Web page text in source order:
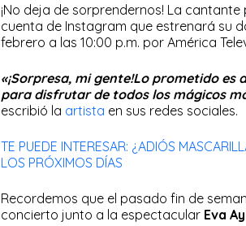
¡No deja de sorprendernos! La cantante
cuenta de Instagram que estrenará su
febrero a las 10:00 p.m. por América
«¡Sorpresa, mi gente!Lo prometido
para disfrutar de todos los mágicos
escribió la artista en sus redes sociales.
TE PUEDE INTERESAR: ¿ADIÓS
LOS PRÓXIMOS DÍAS
Recordemos que el pasado fin de
concierto junto a la espectacular Eva